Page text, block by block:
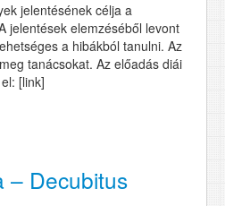
jelentésének célja a
jelentések elemzéséből levont
a hibákból tanulni. Az
tanácsokat. Az előadás diái
[link]
– Decubitus